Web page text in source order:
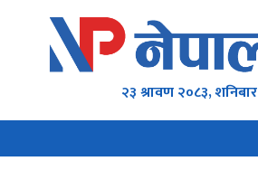
२३ श्रावण २०८३, शनिबार